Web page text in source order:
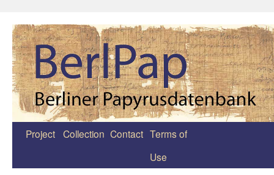
Zum
Project Collection Contact Terms of
Use